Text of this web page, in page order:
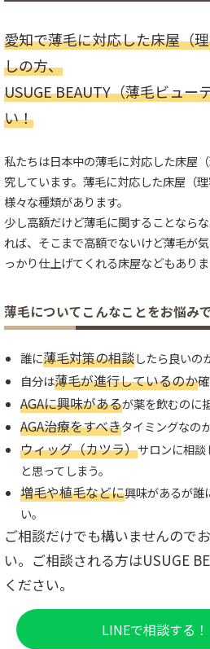
愛知で薄毛に対応した床屋（
しの方、
USUGE BEAUTY（薄毛ビュー
い！
私たちは日本中の薄毛に対応した床屋
究しています。薄毛に対応した床屋（
様々な種類があります。
少し高額だけど薄毛に関することなら
れば、そこまで高額でないけど薄毛が
っかり仕上げてくれる床屋などもありま
薄毛についてこんなことをお悩み
誰に薄毛対策の相談したら良いの
自分は薄毛が進行しているのか
AGAに興味があるが薬を飲むのに
AGA治療をすべきタイミングなの
ウィッグ（カツラ）サロンに相
と思ってしまう。
増毛や植毛などに興味があるが誰
い。
ご相談だけでも構いませんので
い。ご相談される方はUSUGE
ください。
LINEで相談する！